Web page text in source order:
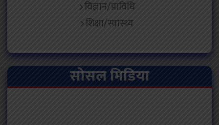
विज्ञान/प्राविधि
शिक्षा/स्वास्थ्य
सोसल मिडिया